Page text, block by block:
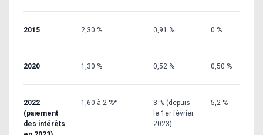
2015 2,30 % 0,91 % 0 %
2020 1,30 % 0,52 % 0,50 %
2022
(paiement
des intérêts
1,60 à 2 %*
3 % (depuis
le 1er février
2023)
5,2 %